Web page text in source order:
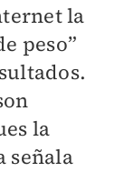
la
peso”
la
señala